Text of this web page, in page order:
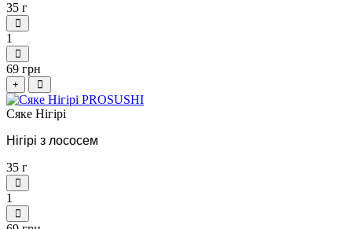
35 г
1
69 грн
+
Сяке Нігірі
Нігірі з лососем
35 г
1